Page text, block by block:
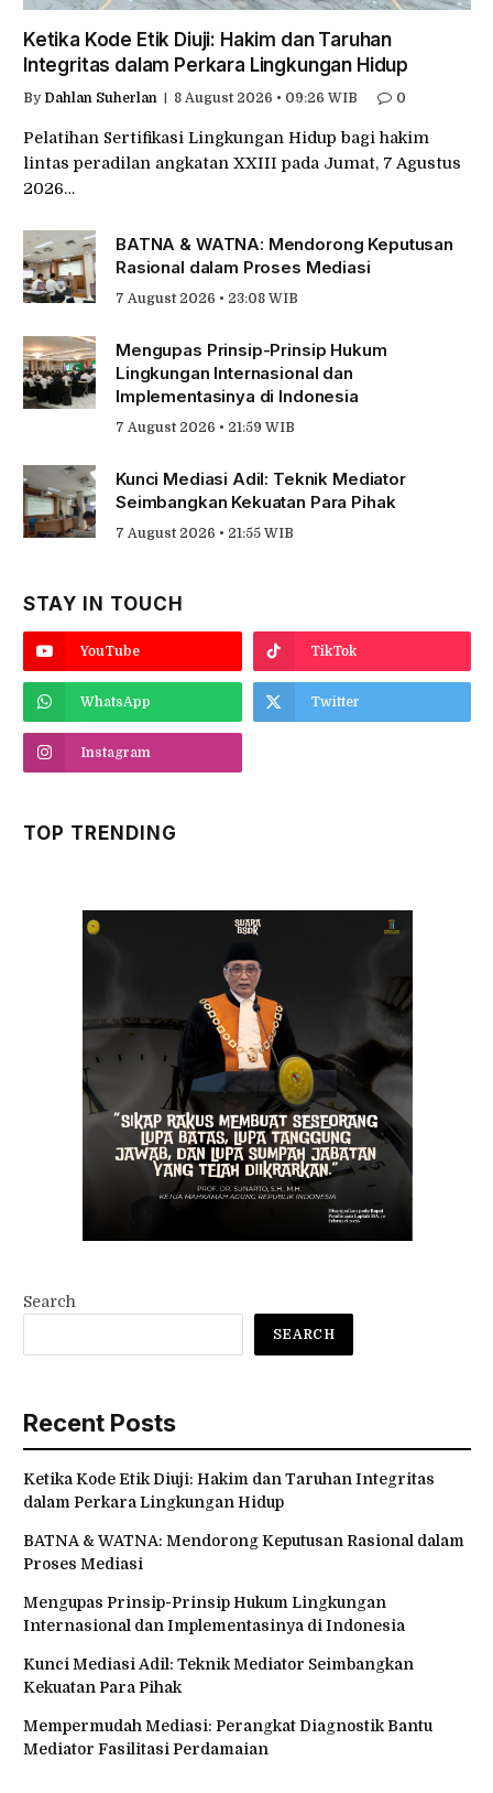
Ketika Kode Etik Diuji: Hakim dan Taruhan
Integritas dalam Perkara Lingkungan Hidup
By Dahlan Suherlan 8 August 2026 • 09:26 WIB 0
Pelatihan Sertifikasi Lingkungan Hidup bagi hakim
lintas peradilan angkatan XXIII pada Jumat, 7 Agustus
2026…
BATNA & WATNA: Mendorong Keputusan
Rasional dalam Proses Mediasi
7 August 2026 • 23:08 WIB
Mengupas Prinsip-Prinsip Hukum
Lingkungan Internasional dan
Implementasinya di Indonesia
7 August 2026 • 21:59 WIB
Kunci Mediasi Adil: Teknik Mediator
Seimbangkan Kekuatan Para Pihak
7 August 2026 • 21:55 WIB
STAY IN TOUCH
YouTube TikTok
WhatsApp Twitter
Instagram
TOP TRENDING
Search
SEARCH
Recent Posts
Ketika Kode Etik Diuji: Hakim dan Taruhan Integritas
dalam Perkara Lingkungan Hidup
BATNA & WATNA: Mendorong Keputusan Rasional dalam
Proses Mediasi
Mengupas Prinsip-Prinsip Hukum Lingkungan
Internasional dan Implementasinya di Indonesia
Kunci Mediasi Adil: Teknik Mediator Seimbangkan
Kekuatan Para Pihak
Mempermudah Mediasi: Perangkat Diagnostik Bantu
Mediator Fasilitasi Perdamaian